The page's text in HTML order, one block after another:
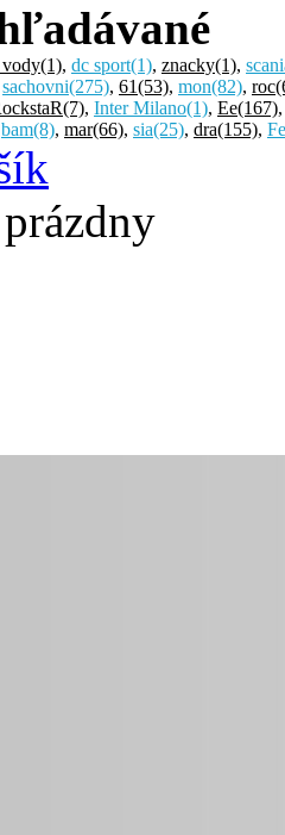
(1), dc sport(1), znacky(1),
sachovni(275), 61(53), mon(82), roc
(7), Inter Milano(1), Ee(167)
bam(8), mar(66), sia(25), dra(155),